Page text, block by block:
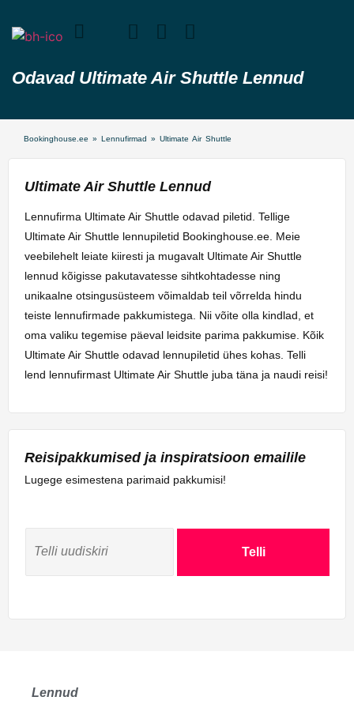
Odavad Ultimate Air Shuttle Lennud
Bookinghouse.ee » Lennufirmad » Ultimate Air Shuttle
Ultimate Air Shuttle Lennud
Lennufirma Ultimate Air Shuttle odavad piletid. Tellige
Ultimate Air Shuttle lennupiletid Bookinghouse.ee. Meie
veebilehelt leiate kiiresti ja mugavalt Ultimate Air Shuttle
lennud kõigisse pakutavatesse sihtkohtadesse ning
unikaalne otsingusüsteem võimaldab teil võrrelda hindu
teiste lennufirmade pakkumistega. Nii võite olla kindlad, et
oma valiku tegemise päeval leidsite parima pakkumise. Kõik
Ultimate Air Shuttle odavad lennupiletid ühes kohas. Telli
lend lennufirmast Ultimate Air Shuttle juba täna ja naudi reisi!
Reisipakkumised ja inspiratsioon emailile
Lugege esimestena parimaid pakkumisi!
Telli
Lennud